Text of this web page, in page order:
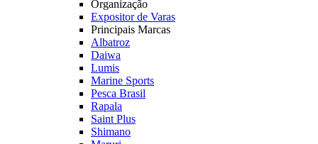
Organização
Expositor de Varas
Principais Marcas
Albatroz
Daiwa
Lumis
Marine Sports
Pesca Brasil
Rapala
Saint Plus
Shimano